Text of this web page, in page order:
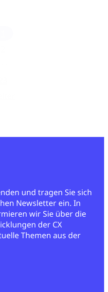
und tragen Sie sich
Newsletter ein. In
wir Sie über die
der CX
Themen aus der